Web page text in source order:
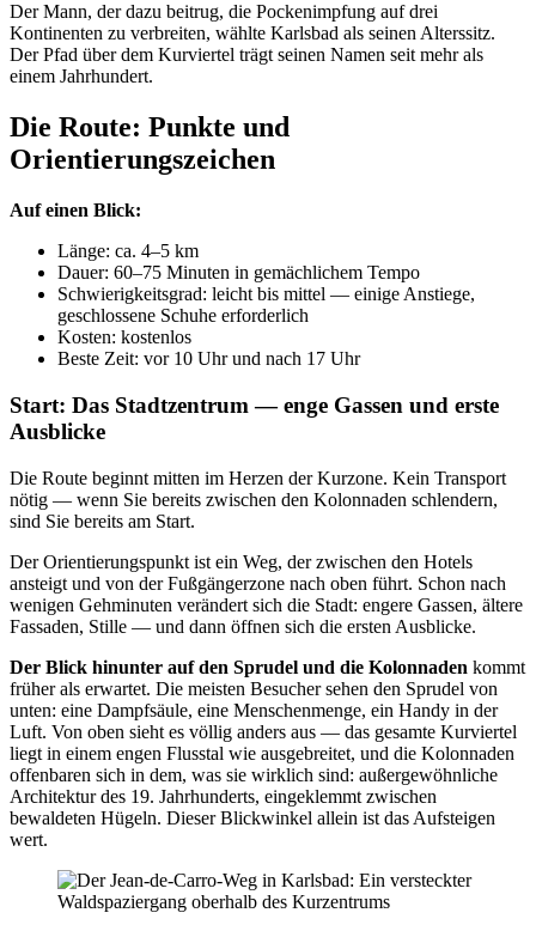
Der Mann, der dazu beitrug, die Pockenimpfung auf drei
Kontinenten zu verbreiten, wählte Karlsbad als seinen Alterssitz.
Der Pfad über dem Kurviertel trägt seinen Namen seit mehr als
einem Jahrhundert.
Die Route: Punkte und
Orientierungszeichen
Auf einen Blick:
Länge: ca. 4–5 km
Dauer: 60–75 Minuten in gemächlichem Tempo
Schwierigkeitsgrad: leicht bis mittel — einige Anstiege,
geschlossene Schuhe erforderlich
Kosten: kostenlos
Beste Zeit: vor 10 Uhr und nach 17 Uhr
Start: Das Stadtzentrum — enge Gassen und erste
Ausblicke
Die Route beginnt mitten im Herzen der Kurzone. Kein Transport
nötig — wenn Sie bereits zwischen den Kolonnaden schlendern,
sind Sie bereits am Start.
Der Orientierungspunkt ist ein Weg, der zwischen den Hotels
ansteigt und von der Fußgängerzone nach oben führt. Schon nach
wenigen Gehminuten verändert sich die Stadt: engere Gassen, ältere
Fassaden, Stille — und dann öffnen sich die ersten Ausblicke.
Der Blick hinunter auf den Sprudel und die Kolonnaden kommt
früher als erwartet. Die meisten Besucher sehen den Sprudel von
unten: eine Dampfsäule, eine Menschenmenge, ein Handy in der
Luft. Von oben sieht es völlig anders aus — das gesamte Kurviertel
liegt in einem engen Flusstal wie ausgebreitet, und die Kolonnaden
offenbaren sich in dem, was sie wirklich sind: außergewöhnliche
Architektur des 19. Jahrhunderts, eingeklemmt zwischen
bewaldeten Hügeln. Dieser Blickwinkel allein ist das Aufsteigen
wert.